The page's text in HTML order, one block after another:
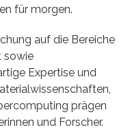
für morgen.
auf die Bereiche
sowie
Expertise und
prägen
und Forscher.